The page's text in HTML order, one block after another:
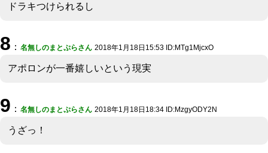
ドラキつけられるし
8 ： 名無しのまとぷらさん 2018年1月18日15:53 ID:MTg1MjcxO
アポロンが一番嬉しいという現実
9 ： 名無しのまとぷらさん 2018年1月18日18:34 ID:MzgyODY2N
うざっ！